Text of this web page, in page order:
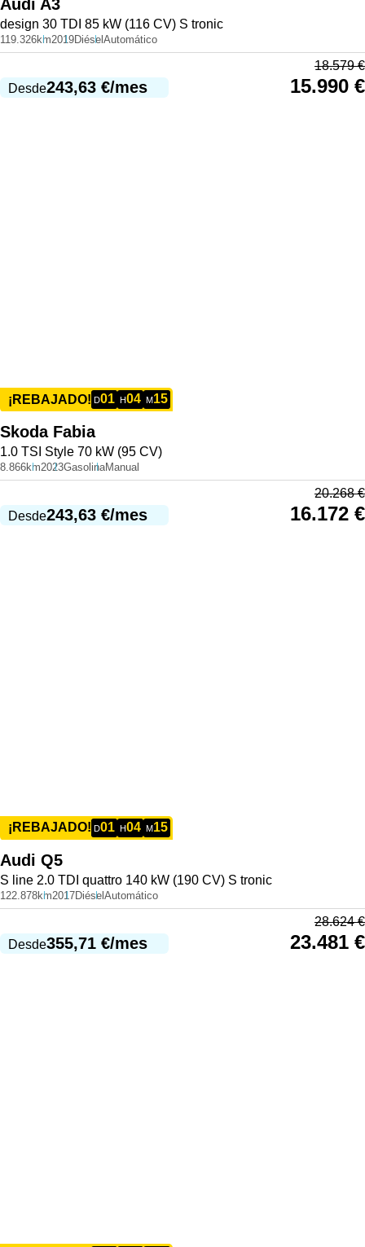
Audi A3
design 30 TDI 85 kW (116 CV) S tronic
119.326km2019Diésel Automático
Desde243,63 €/mes
18.579€
15.990 €
¡REBAJADO! D01 H04 M15
Skoda Fabia
1.0 TSI Style 70 kW (95 CV)
8.866km2023GasolinaManual
Desde243,63 €/mes
20.268€
16.172 €
¡REBAJADO! D01 H04 M15
Audi Q5
S line 2.0 TDI quattro 140 kW (190 CV) S tronic
122.878km2017Diésel Automático
Desde355,71 €/mes
28.624€
23.481 €